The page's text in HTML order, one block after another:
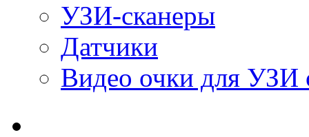
УЗИ-сканеры
Датчики
Видео очки для УЗИ